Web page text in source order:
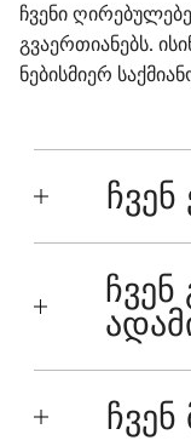
ჩვენი
გვაერთიანებს.
ნებისმიერ
ჩვენ